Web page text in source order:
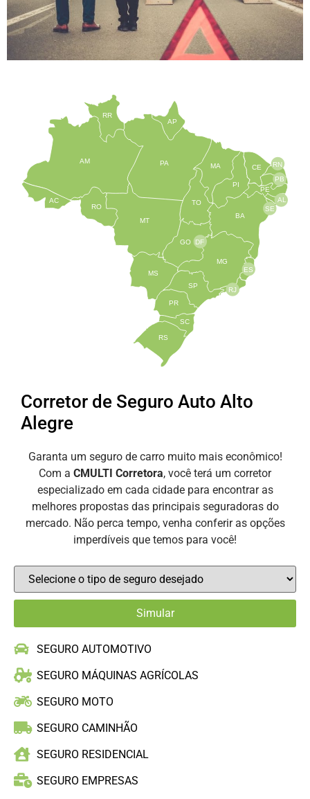
TO
BA
SE
PE
AL
RN
CE
PI
MA
AP
PA
RR
AM
AC
RO
MT
MS
GO
PR
SC
RS
SP
MG
RJ
ES
DF
PB
Corretor de Seguro Auto Alto
Alegre
Garanta um seguro de carro muito mais econômico!
Com a CMULTI Corretora, você terá um corretor
especializado em cada cidade para encontrar as
melhores propostas das principais seguradoras do
mercado. Não perca tempo, venha conferir as opções
imperdíveis que temos para você!
SEGURO AUTOMOTIVO
SEGURO MÁQUINAS AGRÍCOLAS
SEGURO MOTO
SEGURO CAMINHÃO
SEGURO RESIDENCIAL
SEGURO EMPRESAS